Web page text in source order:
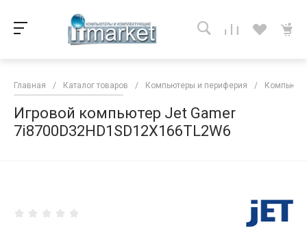
Главная / Каталог товаров / Компьютеры и периферия /
Игровой компьютер Jet Gamer
7i8700D32HD1SD12X166TL2W6